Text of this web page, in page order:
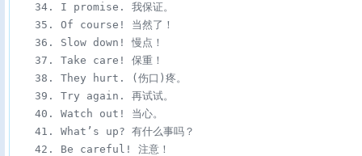
34. I promise. 我保证。
35. Of course! 当然了！
36. Slow down! 慢点！
37. Take care! 保重！
38. They hurt. (伤口)疼。
39. Try again. 再试试。
40. Watch out! 当心。
41. What’s up? 有什么事吗？
42. Be careful! 注意！